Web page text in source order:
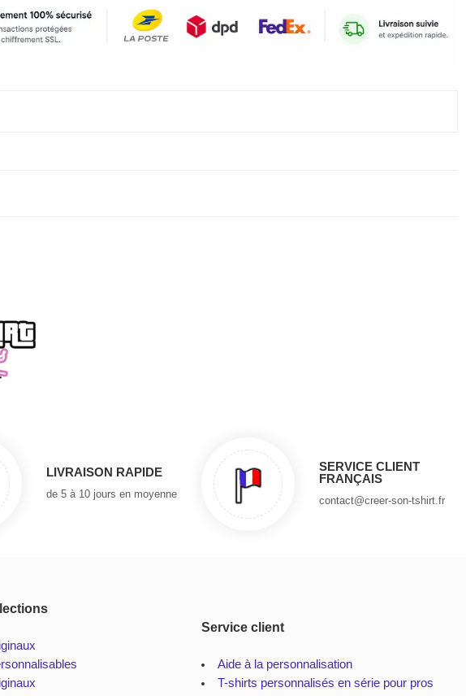
LIVRAISON RAPIDE
de 5 à 10 jours en moyenne
SERVICE CLIENT
FRANÇAIS
contact@creer-son-tshirt.fr
Service client
Aide à la personnalisation
T-shirts personnalisés en série pour pros